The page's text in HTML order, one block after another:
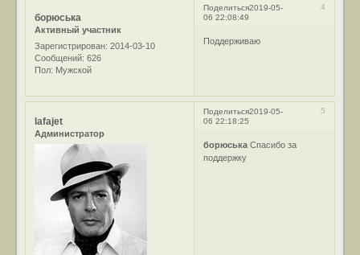
Поделиться 4
2019-05-
06 22:08:49
борюська
Активный участник
Зарегистрирован: 2014-03-10
Сообщений: 626
Пол: Мужской
Поддерживаю
Поделиться 5
2019-05-
06 22:18:25
lafajet
Администратор
борюська Спасибо за
поддержку